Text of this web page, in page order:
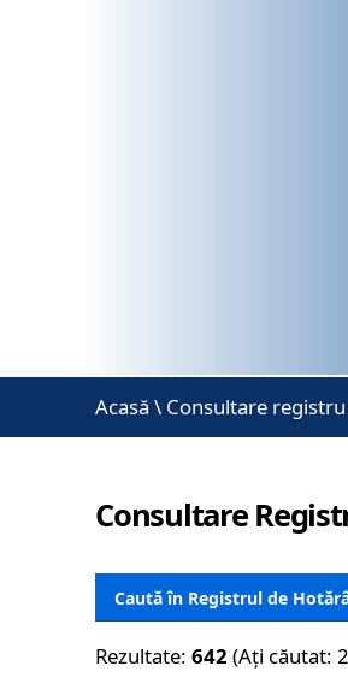
Acasă \ Consultare registru
Consultare
Caută în Registrul de
Rezultate:642 (Ați căutat: